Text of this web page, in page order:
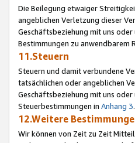
Die Beilegung etwaiger
angeblichen Verletzung dieser
Geschäftsbeziehung mit uns
Bestimmungen zu anwendbarem
11.Steuern
Steuern und damit verbundene
tatsächlichen oder angeblichen
Geschäftsbeziehung mit uns
Steuerbestimmungen in Anhang 3.
12.Weitere
Wir können von Zeit zu Zeit